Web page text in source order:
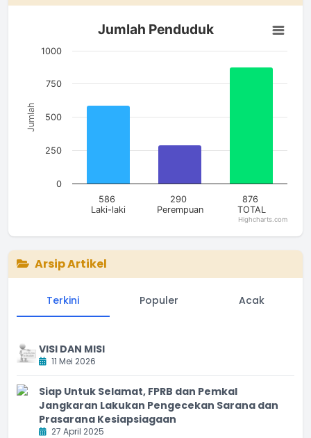
Jumlah Penduduk
Bar chart with 3 bars.
The chart has 1 X axis displaying categories.
Jumlah
Jumlah Penduduk
586
Laki-laki
290
Perempuan
876
TOTAL
0
250
500
750
1000
Highcharts.com
Arsip Artikel
Terkini Populer Acak
VISI DAN MISI
11 Mei 2026
Siap Untuk Selamat, FPRB dan Pemkal
Jangkaran Lakukan Pengecekan Sarana dan
Prasarana Kesiapsiagaan
27 April 2025